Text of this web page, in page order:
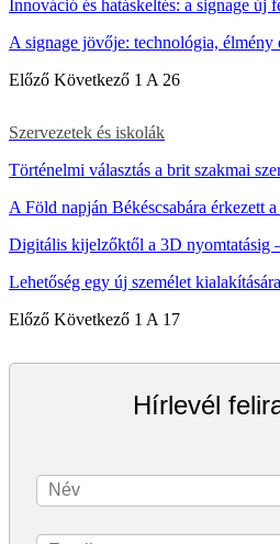
Innováció és hatáskeltés: a signage új
A signage jövője: technológia, élmény
Előző Következő 1 A 26
Szervezetek és iskolák
Történelmi választás a brit szakmai
A Föld napján Békéscsabára érkezett
Digitális kijelzőktől a 3D nyomtatásig
Lehetőség egy új személet
Előző Következő 1 A 17
Hírlevél